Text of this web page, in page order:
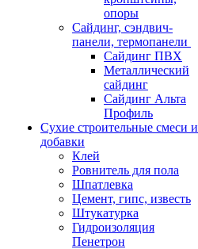
опоры
Cайдинг, сэндвич-
панели, термопанели
Сайдинг ПВХ
Металлический
сайдинг
Сайдинг Альта
Профиль
Сухие строительные смеси и
добавки
Клей
Ровнитель для пола
Шпатлевка
Цемент, гипс, известь
Штукатурка
Гидроизоляция
Пенетрон